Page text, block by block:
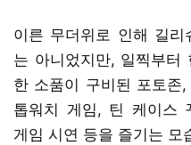
이른 무더위로 인해 길리
는 아니었지만, 일찍부터
한 소품이 구비된 포토존
톱워치 게임, 틴 케이스
게임 시연 등을 즐기는 모